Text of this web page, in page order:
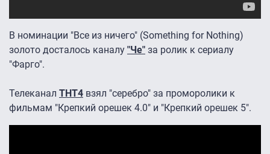
В номинации "Все из ничего" (Something for Nothing)
золото досталось каналу "Че" за ролик к сериалу
"Фарго".
Телеканал ТНТ4 взял "серебро" за проморолики к
фильмам "Крепкий орешек 4.0" и "Крепкий орешек 5".